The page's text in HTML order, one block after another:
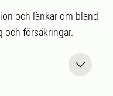
och länkar om bland
och försäkringar.